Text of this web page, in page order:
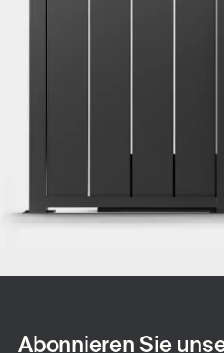
Abonnieren Sie